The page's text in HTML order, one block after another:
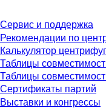
Сервис и поддержка
Рекомендации по
Калькулятор
Таблицы
Таблицы
Сертификаты партий
Выставки и конгрессы